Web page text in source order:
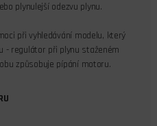
plynulejší odezvu plynu.
při vyhledávání modelu, který
- regulátor při plynu staženém
způsobuje pípání motoru.